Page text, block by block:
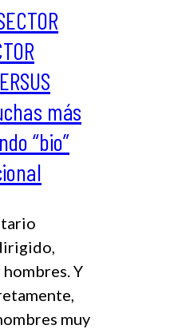
más
“bio”
Y
muy